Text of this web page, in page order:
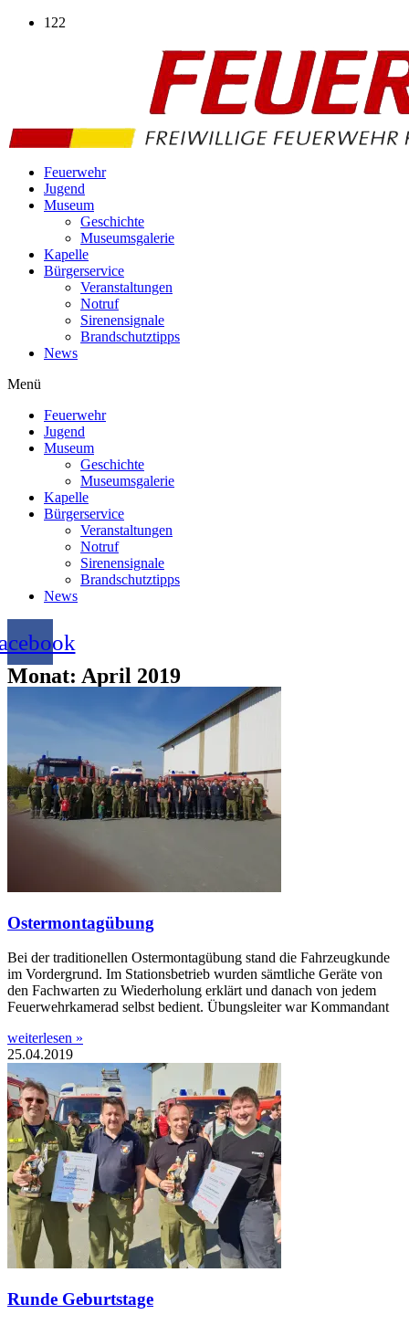
Zum
122
Feuerwehr
Jugend
Museum
Geschichte
Museumsgalerie
Kapelle
Bürgerservice
Veranstaltungen
Notruf
Sirenensignale
Brandschutztipps
News
Menü
Feuerwehr
Jugend
Museum
Geschichte
Museumsgalerie
Kapelle
Bürgerservice
Veranstaltungen
Notruf
Sirenensignale
Brandschutztipps
News
Monat: April 2019
Ostermontagübung
Bei der traditionellen Ostermontagübung stand die Fahrzeugkunde
im Vordergrund. Im Stationsbetrieb wurden sämtliche Geräte von
den Fachwarten zu Wiederholung erklärt und danach von jedem
Feuerwehrkamerad selbst bedient. Übungsleiter war Kommandant
weiterlesen »
25.04.2019
Runde Geburtstage